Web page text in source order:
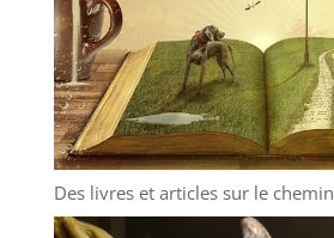
Des livres et articles sur le chemin